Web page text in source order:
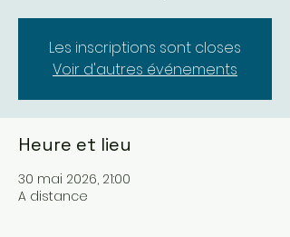
Les inscriptions sont closes
Voir d'autres événements
Heure et lieu
30 mai 2026, 21:00
A distance